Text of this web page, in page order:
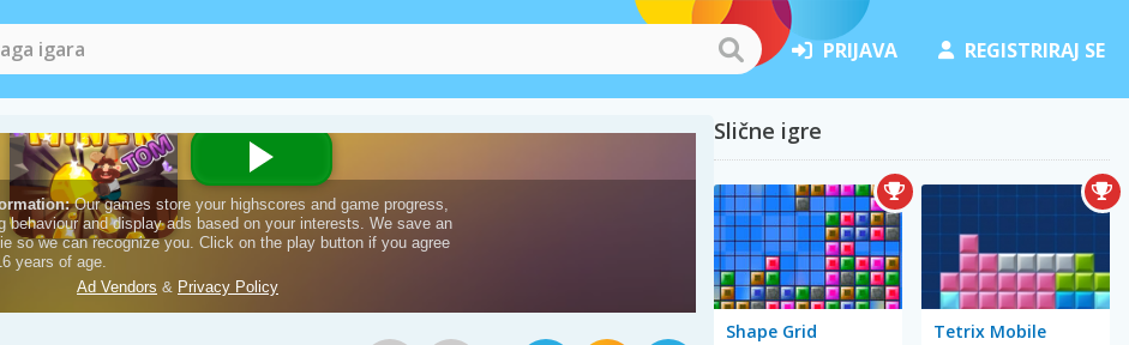
PRIJAVA REGISTRIRAJ SE
Slične igre
Shape Grid Tetrix Mobile